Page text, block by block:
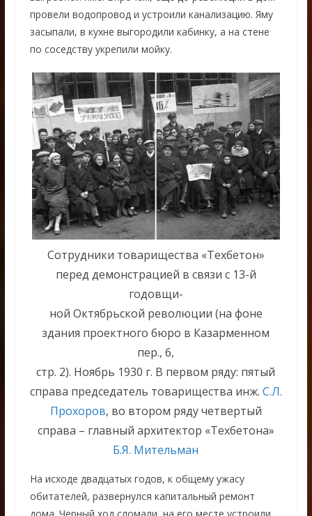
провели водопровод и устроили канализацию. Яму
засыпали, в кухне выгородили кабинку, а на стене
по соседству укрепили мойку.
Сотрудники товарищества «Техбетон»
перед демонстрацией в связи с 13-й
годовщи-
ной Октябрьской революции (на фоне
здания проектного бюро в Казарменном
пер., 6,
стр. 2). Ноябрь 1930 г. В первом ряду: пятый
справа председатель товарищества инж. С.Л.
Прохоров, во втором ряду четвертый
справа – главный архитектор «Техбетона»
Б.Я. Мительман
На исходе двадцатых годов, к общему ужасу
обитателей, развернулся капитальный ремонт